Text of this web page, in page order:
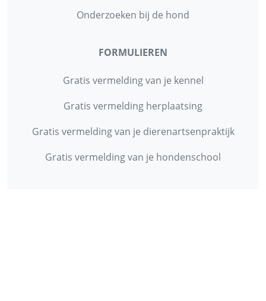
Onderzoeken bij de hond
FORMULIEREN
Gratis vermelding van je kennel
Gratis vermelding herplaatsing
Gratis vermelding van je dierenartsenpraktijk
Gratis vermelding van je hondenschool